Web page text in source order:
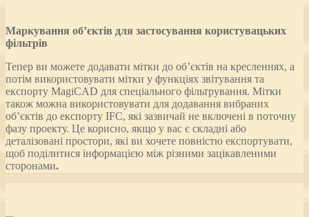
Маркування об’єктів для застосування користувацьких
фільтрів
Тепер ви можете додавати мітки до об’єктів на кресленнях, а
потім використовувати мітки у функціях звітування та
експорту MagiCAD для спеціального фільтрування. Мітки
також можна використовувати для додавання вибраних
об’єктів до експорту IFC, які зазвичай не включені в поточну
фазу проекту. Це корисно, якщо у вас є складні або
деталізовані простори, які ви хочете повністю експортувати,
щоб поділитися інформацією між різними зацікавленими
сторонами.